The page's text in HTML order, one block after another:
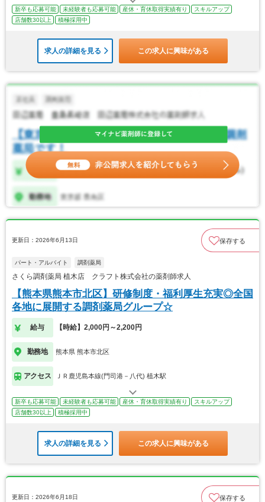
新卒も応募可能 未経験者も応募可能 産休・育休取得実績有り
スキルアップ
店舗数30以上
積極採用中
求人の詳細を見る この求人に興味がある
更新日：2026年6月13日 保存する
パート・アルバイト 調剤薬局
さくら調剤薬局 植木店 クラフト株式会社の薬剤師求人
【熊本県熊本市北区】研修制度・福利厚生充実◎全国
各地に展開する調剤薬局グループ☆
給与 【時給】2,000円～2,200円
勤務地 熊本県 熊本市北区
アクセス ＪＲ鹿児島本線(門司港－八代) 植木駅
新卒も応募可能 未経験者も応募可能 産休・育休取得実績有り
スキルアップ
店舗数30以上
積極採用中
求人の詳細を見る この求人に興味がある
更新日：2026年6月18日 保存する